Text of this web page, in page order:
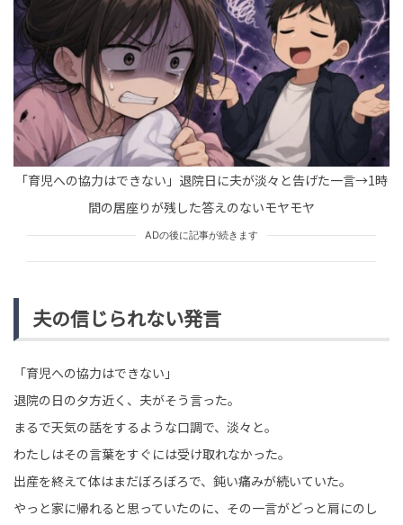
TREND（トレンド深堀）
STORY
tend Editorial Team
「これ、至急お願い！」忙しすぎる職場で手伝おうとし
ない上司。だが、上司のパソコンの画面を見て思わずキ
レた
TREND（トレンド深堀）
STORY
tend Editorial Team
還暦後の「心の病」に要注意？佐藤優氏が警告するナシ
ョナリズムと陰謀論にハマる高齢者達の落とし穴
「育児への協力はできない」退院日に夫が淡々と告げた一言→1時
間の居座りが残した答えのないモヤモヤ
ADの後に記事が続きます
夫の信じられない発言
「育児への協力はできない」
退院の日の夕方近く、夫がそう言った。
まるで天気の話をするような口調で、淡々と。
わたしはその言葉をすぐには受け取れなかった。
出産を終えて体はまだぼろぼろで、鈍い痛みが続いていた。
やっと家に帰れると思っていたのに、その一言がどっと肩にのし